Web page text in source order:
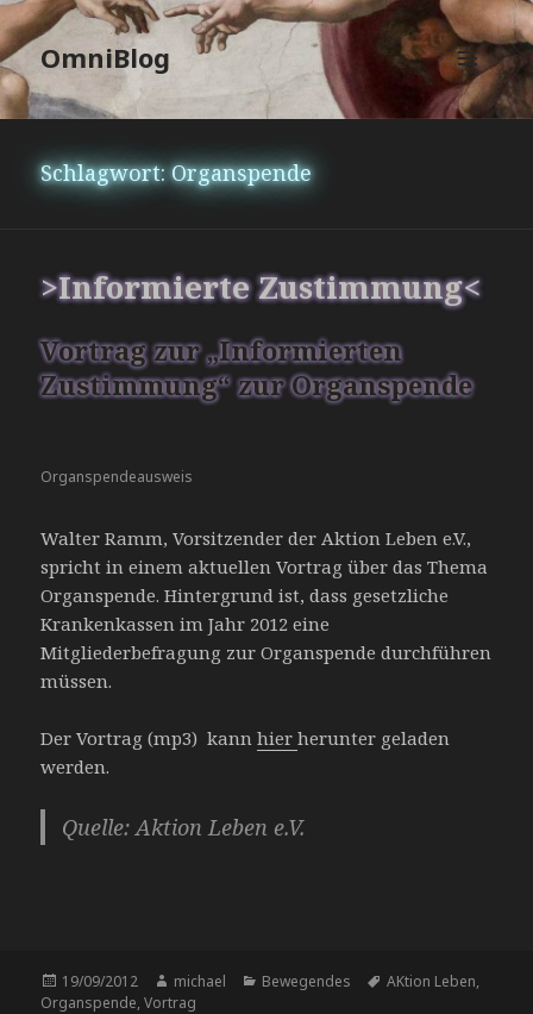
OmniBlog
MENÜ
UND
Schlagwort:Organspende
>Informierte Zustimmung<
Vortrag zur „Informierten
Zustimmung“ zur Organspende
Organspendeausweis
Walter Ramm, Vorsitzender der Aktion Leben e.V.,
spricht in einem aktuellen Vortrag über das Thema
Organspende. Hintergrund ist, dass gesetzliche
Krankenkassen im Jahr 2012 eine
Mitgliederbefragung zur Organspende durchführen
müssen.
Der Vortrag (mp3) kannhierherunter geladen
werden.
Quelle: Aktion Leben e.V.
Veröffentlicht
am
19/09/2012 Autor
michael Kategorien
Bewegendes Schlagwörter
AKtion Leben,
Organspende,Vortrag